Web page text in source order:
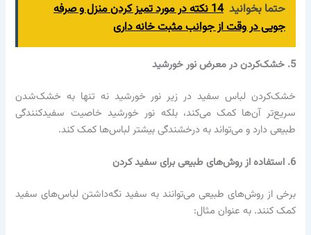
حتما بخوانید
14 نکته در مورد تمیز کردن منزل و صرفه
جویی در وقت از جوانب مثبت خانه داری
5. خشک‌کردن در معرض نور خورشید
خشک‌کردن لباس سفید در زیر نور خورشید نه تنها به خشک‌شدن
سریع‌تر آن‌ها کمک می‌کند، بلکه نور خورشید خاصیت سفیدکنندگی
طبیعی دارد و می‌تواند به درخشندگی بیشتر لباس‌ها کمک کند.
6. استفاده از روش‌های طبیعی برای سفید کردن
برخی از روش‌های طبیعی می‌توانند به سفید نگه‌داشتن لباس‌های سفید
کمک کنند. به عنوان مثال: